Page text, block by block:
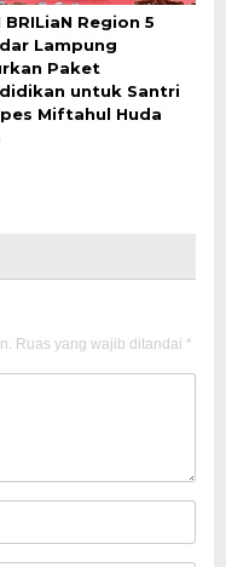
BRILiaN Region 5
Lampung
Paket
untuk Santri
Miftahul Huda
Ruas yang wajib ditandai *